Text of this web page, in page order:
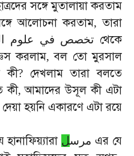
সঙ্গে মুতালায়া করতাম
আলোচনা করতাম,তারা
تخصص في علوم থেকে
করলাম,বল তো মুরসাল
কী? দেখলাম তারা বলতে
কী,আমাদের উসূল কী এটা
দেয়া হয়নি একারণে এটা রয়ে
হানাফিয়্যারা مرسل এর যে